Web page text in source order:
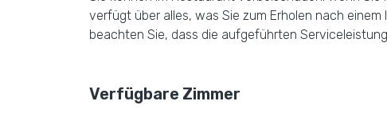
verfügt über alles, was Sie zum Erholen nach
beachten Sie, dass die aufgeführten
Verfügbare Zimmer